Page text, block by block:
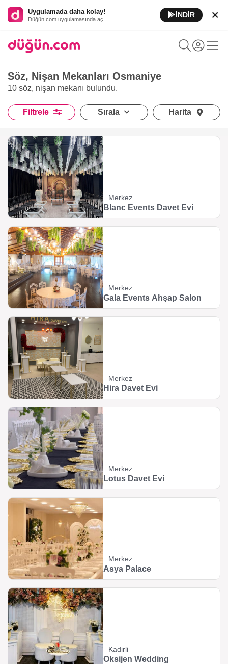
Uygulamada daha kolay!
Düğün.com uygulamasında aç
İNDİR
Söz, Nişan Mekanları Osmaniye
10 söz, nişan mekanı bulundu.
Filtrele Sırala Harita
Merkez
Blanc Events Davet Evi
Merkez
Gala Events Ahşap Salon
Merkez
Hira Davet Evi
Merkez
Lotus Davet Evi
Merkez
Asya Palace
Kadirli
Oksijen Wedding